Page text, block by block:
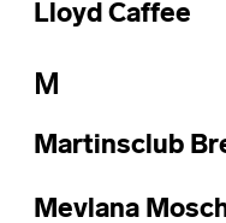
Lloyd Caffee
M
Martinsclub
Mevlana